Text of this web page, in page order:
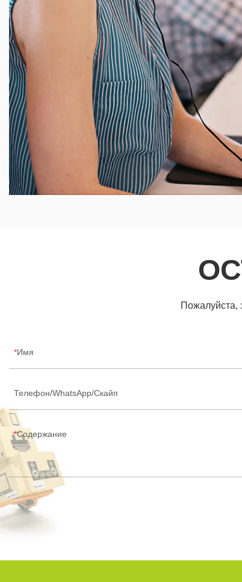
Пожалуйста,
Имя
Телефон/WhatsApp/Скайп
Содержание